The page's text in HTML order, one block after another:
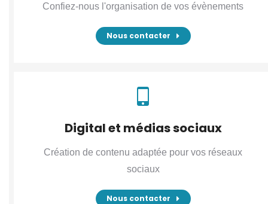
Confiez-nous l'organisation de vos évènements
Nous contacter
Digital et médias sociaux
Création de contenu adaptée pour vos réseaux
sociaux
Nous contacter